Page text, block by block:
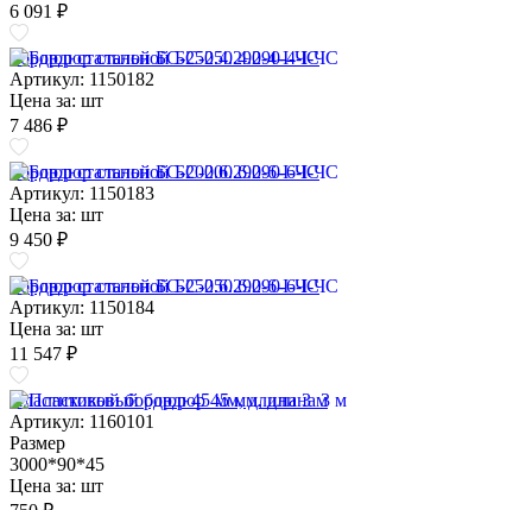
6 091 ₽
Бордюр стальной БС-250.4.290-4-I-ЧС
Артикул: 1150182
Цена за: шт
7 486 ₽
Бордюр стальной БС-200.6.290-6-I-ЧС
Артикул: 1150183
Цена за: шт
9 450 ₽
Бордюр стальной БС-250.6.290-6-I-ЧС
Артикул: 1150184
Цена за: шт
11 547 ₽
Пластиковый бордюр 45 мм, длина 3 м
Артикул: 1160101
Размер
3000*90*45
Цена за: шт